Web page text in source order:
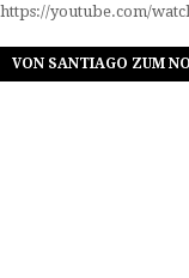
https://youtube.com/
VON SANTIAGO ZUM